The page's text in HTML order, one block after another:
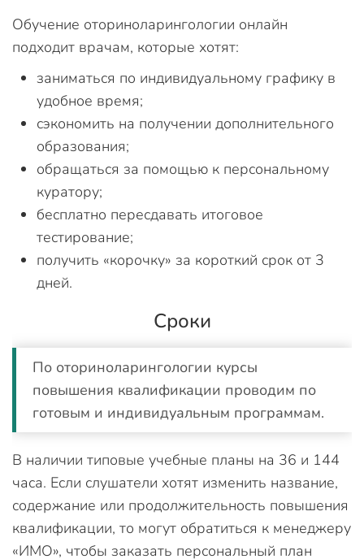
Обучение оториноларингологии онлайн
подходит врачам, которые хотят:
заниматься по индивидуальному графику в
удобное время;
сэкономить на получении дополнительного
образования;
обращаться за помощью к персональному
куратору;
бесплатно пересдавать итоговое
тестирование;
получить «корочку» за короткий срок от 3
дней.
Сроки
По оториноларингологии курсы
повышения квалификации проводим по
готовым и индивидуальным программам.
В наличии типовые учебные планы на 36 и 144
часа. Если слушатели хотят изменить название,
содержание или продолжительность повышения
квалификации, то могут обратиться к менеджеру
«ИМО», чтобы заказать персональный план